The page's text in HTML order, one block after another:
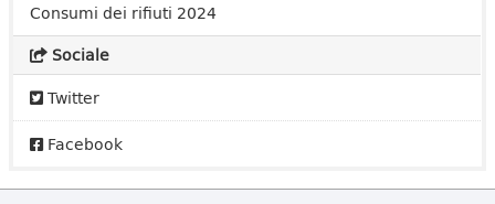
Consumi dei rifiuti 2024
Sociale
Twitter
Facebook